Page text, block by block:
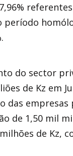
período
do sector
de Kz em
das
de 1,50 mil
de Kz,